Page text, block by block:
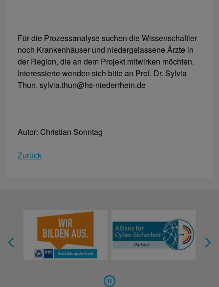
Für die Prozessanalyse suchen die Wissenschaftler
noch Krankenhäuser und niedergelassene Ärzte in
der Region, die an dem Projekt mitwirken möchten.
Interessierte wenden sich bitte an Prof. Dr. Sylvia
Thun, sylvia.thun@hs-niederrhein.de
Autor: Christian Sonntag
Zurück